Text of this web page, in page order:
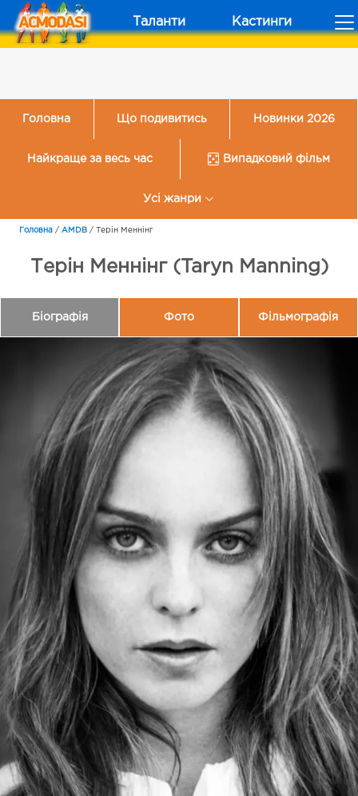
Таланти Кастинги
Головна Що подивитись Новинки 2026
Найкраще за весь час Випадковий фільм
Усі жанри
Головна / AMDB / Терін Меннінг
Терін Меннінг (Taryn Manning)
Біографія Фото Фільмографія